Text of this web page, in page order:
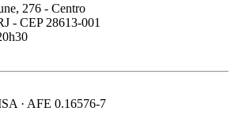
276 - Centro
- CEP 28613-001
· AFE 0.16576-7